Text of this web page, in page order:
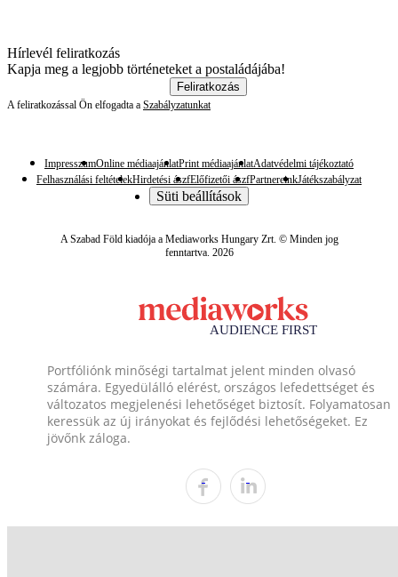
Hírlevél feliratkozás
Kapja meg a legjobb történeteket a postaládájába!
Feliratkozás
A feliratkozással Ön elfogadta a Szabályzatunkat
ImpresszumOnline médiaajánlatPrint médiaajánlatAdatvédelmi tájékoztató
Felhasználási feltételekHirdetési ászfElőfizetői ászfPartnereinkJátékszabályzat
Süti beállítások
A Szabad Föld kiadója a Mediaworks Hungary Zrt. © Minden jog
fenntartva. 2026
Portfóliónk minőségi tartalmat jelent minden olvasó
számára. Egyedülálló elérést, országos lefedettséget és
változatos megjelenési lehetőséget biztosít. Folyamatosan
keressük az új irányokat és fejlődési lehetőségeket. Ez
jövőnk záloga.